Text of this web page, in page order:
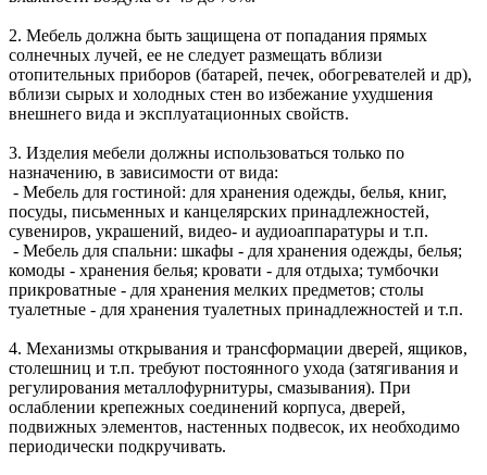
2. Мебель должна быть защищена от попадания прямых
солнечных лучей, ее не следует размещать вблизи
отопительных приборов (батарей, печек, обогревателей и др),
вблизи сырых и холодных стен во избежание ухудшения
внешнего вида и эксплуатационных свойств.
3. Изделия мебели должны использоваться только по
назначению, в зависимости от вида:
- Мебель для гостиной: для хранения одежды, белья, книг,
посуды, письменных и канцелярских принадлежностей,
сувениров, украшений, видео- и аудиоаппаратуры и т.п.
- Мебель для спальни: шкафы - для хранения одежды, белья;
комоды - хранения белья; кровати - для отдыха; тумбочки
прикроватные - для хранения мелких предметов; столы
туалетные - для хранения туалетных принадлежностей и т.п.
4. Механизмы открывания и трансформации дверей, ящиков,
столешниц и т.п. требуют постоянного ухода (затягивания и
регулирования металлофурнитуры, смазывания). При
ослаблении крепежных соединений корпуса, дверей,
подвижных элементов, настенных подвесок, их необходимо
периодически подкручивать.